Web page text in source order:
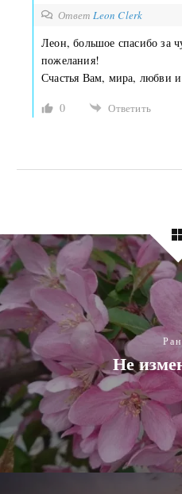
ОтветLeon Clerk
Леон, большое спасибо за
пожелания!
Счастья Вам, мира, любви и
0
Ответить
Не